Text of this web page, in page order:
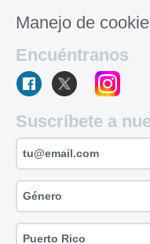
Manejo de
Encuéntranos
Suscríbete a